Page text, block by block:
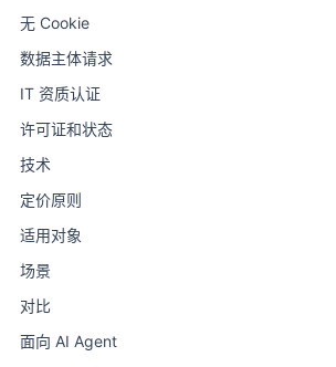
无 Cookie
数据主体请求
IT 资质认证
许可证和状态
技术
定价原则
适用对象
场景
对比
面向 AI Agent